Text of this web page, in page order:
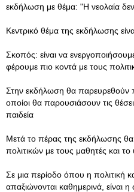
εκδήλωση με θέμα: "Η νεολαία
Κεντρικό θέμα της εκδήλωσης
Σκοπός: είναι να
φέρουμε πιο κοντά με τους
Στην εκδήλωση θα παρευρεθούν
οποίοι θα παρουσιάσουν τις
παιδεία
Μετά το πέρας της εκδήλωσης
πολιτικών με τους μαθητές και
Σε μια περίοδο όπου η πολιτική
απαξιώνονται καθημερινά,